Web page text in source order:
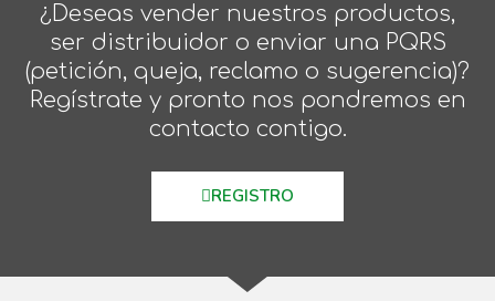
¿Deseas vender nuestros productos,
ser distribuidor o enviar una PQRS
(petición, queja, reclamo o sugerencia)?
Regístrate y pronto nos pondremos en
contacto contigo.
REGISTRO